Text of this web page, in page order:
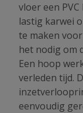
vloer een
lastig karwei
te maken
het nodig om
Een hoop
verleden tijd.
eenvoudig